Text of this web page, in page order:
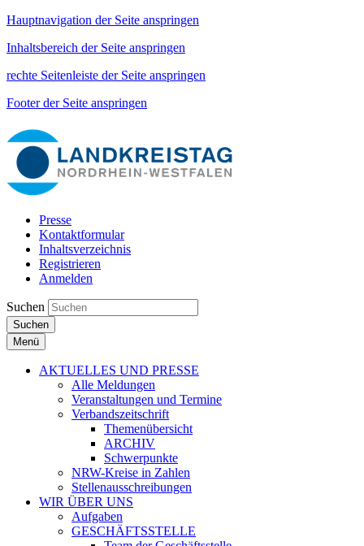
Hauptnavigation der Seite anspringen
Inhaltsbereich der Seite anspringen
rechte Seitenleiste der Seite anspringen
Footer der Seite anspringen
Presse
Kontaktformular
Inhaltsverzeichnis
Registrieren
Anmelden
Suchen
Suchen
Menü
AKTUELLES UND PRESSE
Alle Meldungen
Veranstaltungen und Termine
Verbandszeitschrift
Themenübersicht
ARCHIV
Schwerpunkte
NRW-Kreise in Zahlen
Stellenausschreibungen
WIR ÜBER UNS
Aufgaben
GESCHÄFTSSTELLE